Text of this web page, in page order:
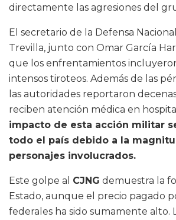
directamente las agresiones del
El secretario de la Defensa
Trevilla, junto con Omar García
que los enfrentamientos
intensos tiroteos. Además de las
las autoridades reportaron
reciben atención médica en
impacto de esta acción militar
todo el país debido a la
personajes involucrados.
Este golpe al CJNG demuestra la
Estado, aunque el precio pagado
federales ha sido sumamente alto.